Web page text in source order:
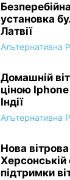
установка
Латвії
Альтернативна
Домашній
ціною
Індії
Альтернативна
Нова
Херсонській
підтримки